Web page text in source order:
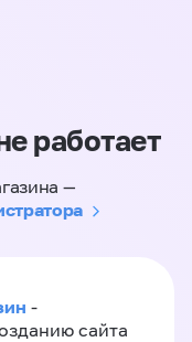
работает
—
-
сайта